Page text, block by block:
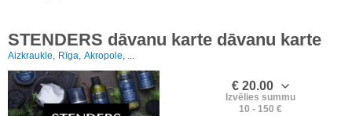
STENDERS dāvanu karte dāvanu karte
Aizkraukle, Rīga, Akropole, ...
€ 20.00
Izvēlies summu
10 - 150 €